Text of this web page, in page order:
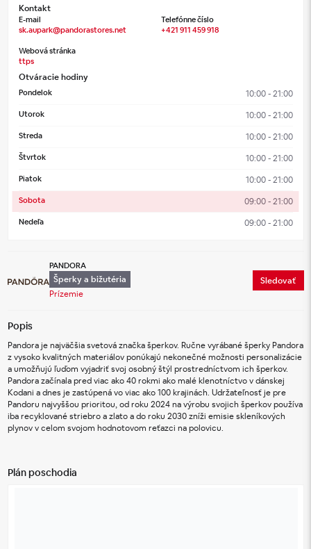
PANDORA
Šperky a bižutéria
Prízemie
Sledovať
Popis
Pandora je najväčšia svetová značka šperkov. Ručne vyrábané šperky Pandora
z vysoko kvalitných materiálov ponúkajú nekonečné možnosti personalizácie
a umožňujú ľuďom vyjadriť svoj osobný štýl prostredníctvom ich šperkov.
Pandora začínala pred viac ako 40 rokmi ako malé klenotníctvo v dánskej
Kodani a dnes je zastúpená vo viac ako 100 krajinách. Udržateľnosť je pre
Pandoru najvyššou prioritou, od roku 2024 na výrobu svojich šperkov používa
iba recyklované striebro a zlato a do roku 2030 zníži emisie skleníkových
plynov v celom svojom hodnotovom reťazci na polovicu.
Kontakt
E-mail
sk.aupark@pandorastores.net
Telefónne číslo
+421 911 459 918
Webová stránka
ttps
Otváracie hodiny
Pondelok 10:00 - 21:00
Utorok 10:00 - 21:00
Streda 10:00 - 21:00
Štvrtok 10:00 - 21:00
Piatok 10:00 - 21:00
Sobota 09:00 - 21:00
Nedeľa 09:00 - 21:00
Plán poschodia